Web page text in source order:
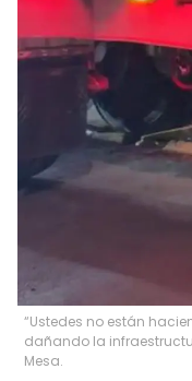
“Ustedes no están
dañando la
Mesa.